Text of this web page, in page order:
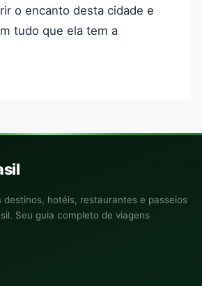
o encanto desta cidade e
tudo que ela tem a
destinos, hotéis, restaurantes e passeios
Seu guia completo de viagens